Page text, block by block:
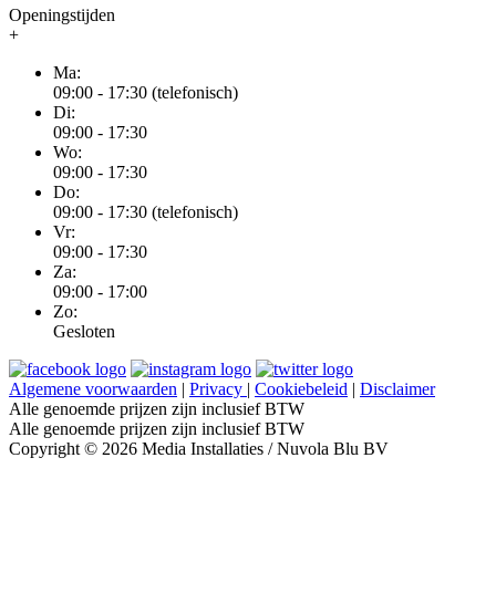
Openingstijden
+
Ma:
09:00 - 17:30 (telefonisch)
Di:
09:00 - 17:30
Wo:
09:00 - 17:30
Do:
09:00 - 17:30 (telefonisch)
Vr:
09:00 - 17:30
Za:
09:00 - 17:00
Zo:
Gesloten
Algemene voorwaarden | Privacy | Cookiebeleid | Disclaimer
Alle genoemde prijzen zijn inclusief BTW
Alle genoemde prijzen zijn inclusief BTW
Copyright © 2026 Media Installaties / Nuvola Blu BV